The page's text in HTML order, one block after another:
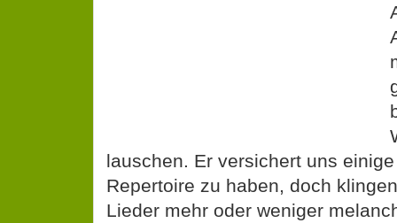
lauschen. Er versichert uns einige
Repertoire zu haben, doch
Lieder mehr oder weniger